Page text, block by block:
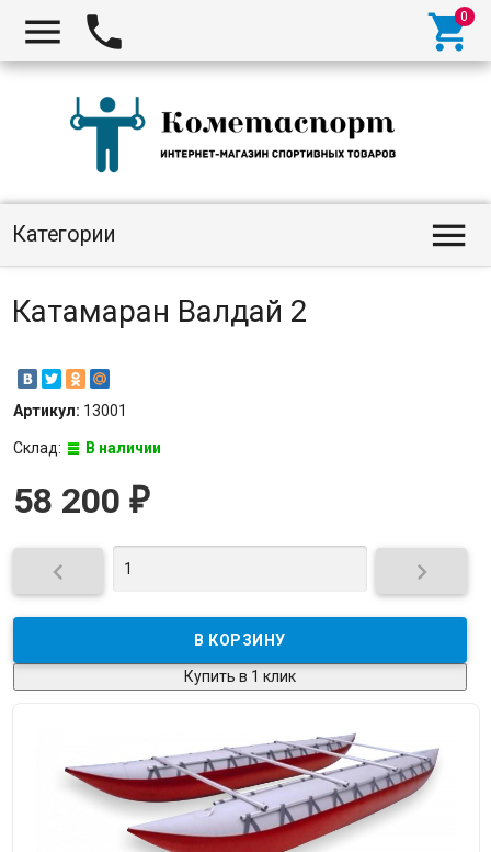
  
Категории 
Катамаран Валдай 2
Артикул: 13001
Склад: В наличии
58 200 ₽
 
Купить в 1 клик